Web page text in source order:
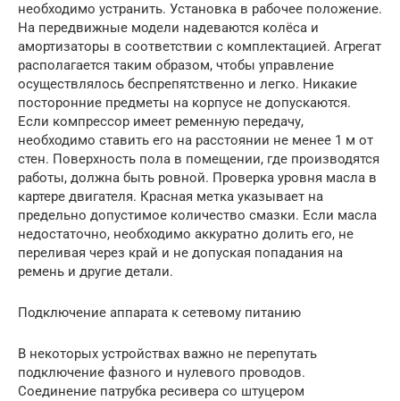
необходимо устранить. Установка в рабочее положение.
На передвижные модели надеваются колёса и
амортизаторы в соответствии с комплектацией. Агрегат
располагается таким образом, чтобы управление
осуществлялось беспрепятственно и легко. Никакие
посторонние предметы на корпусе не допускаются.
Если компрессор имеет ременную передачу,
необходимо ставить его на расстоянии не менее 1 м от
стен. Поверхность пола в помещении, где производятся
работы, должна быть ровной. Проверка уровня масла в
картере двигателя. Красная метка указывает на
предельно допустимое количество смазки. Если масла
недостаточно, необходимо аккуратно долить его, не
переливая через край и не допуская попадания на
ремень и другие детали.
Подключение аппарата к сетевому питанию
В некоторых устройствах важно не перепутать
подключение фазного и нулевого проводов.
Соединение патрубка ресивера со штуцером